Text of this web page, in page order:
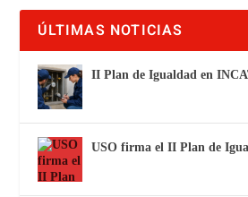
ÚLTIMAS NOTICIAS
II Plan de Igualdad en
USO firma el II Plan de